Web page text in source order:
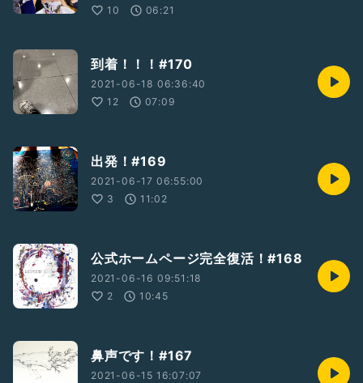
10
06:21
到着！！！#170
2021-06-18 06:36:40
12
07:09
出発！#169
2021-06-17 06:55:00
3
11:02
公式ホームページ完全復活！#168
2021-06-16 09:51:18
2
10:45
鼻声です！#167
2021-06-15 16:07:07